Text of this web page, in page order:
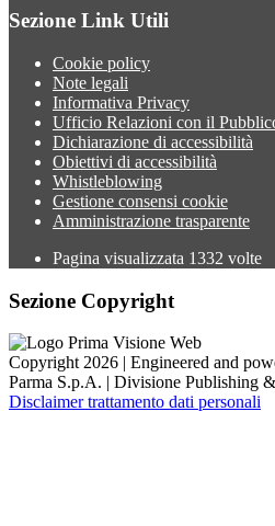
Sezione Link Utili
Cookie policy
Note legali
Informativa Privacy
Ufficio Relazioni con il
Dichiarazione di accessibilità
Obiettivi di accessibilità
Whistleblowing
Gestione consensi cookie
Amministrazione trasparente
Pagina visualizzata 1332 volte
Sezione Copyright
Copyright 2026 | Engineered and
Parma S.p.A. | Divisione Publishing
Disclaimer trattamento dati personali